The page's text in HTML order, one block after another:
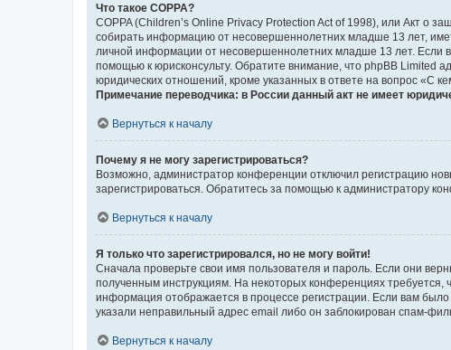
Что такое COPPA?
COPPA (Children’s Online Privacy Protection Act of 1998), или Акт о
собирать информацию от несовершеннолетних младше 13 лет,
личной информации от несовершеннолетних младше 13 лет. Если
помощью к юрисконсульту. Обратите внимание, что phpBB Limited
юридических отношений, кроме указанных в ответе на вопрос «С
Примечание переводчика: в России данный акт не имеет
Вернуться к началу
Почему я не могу зарегистрироваться?
Возможно, администратор конференции отключил регистрацию
зарегистрироваться. Обратитесь за помощью к администратору
Вернуться к началу
Я только что зарегистрировался, но не могу войти!
Сначала проверьте свои имя пользователя и пароль. Если они
полученным инструкциям. На некоторых конференциях
информация отображается в процессе регистрации. Если вам
указали неправильный адрес email либо он заблокирован спам-
Вернуться к началу